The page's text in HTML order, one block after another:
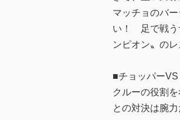
マッチョのバ
い！ 足で戦う
ンピオン〟の
■チョッパーVS
クルーの役割
との対決は腕